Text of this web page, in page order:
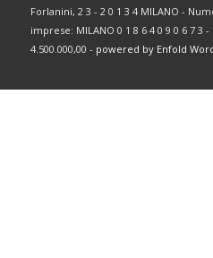
Forlanini, 2 3 - 2 0 1 3 4 MILANO -
imprese: MILANO 0 1 8 6 4 0 9 0 6 7 3
4.500.000,00 - powered by Enfold